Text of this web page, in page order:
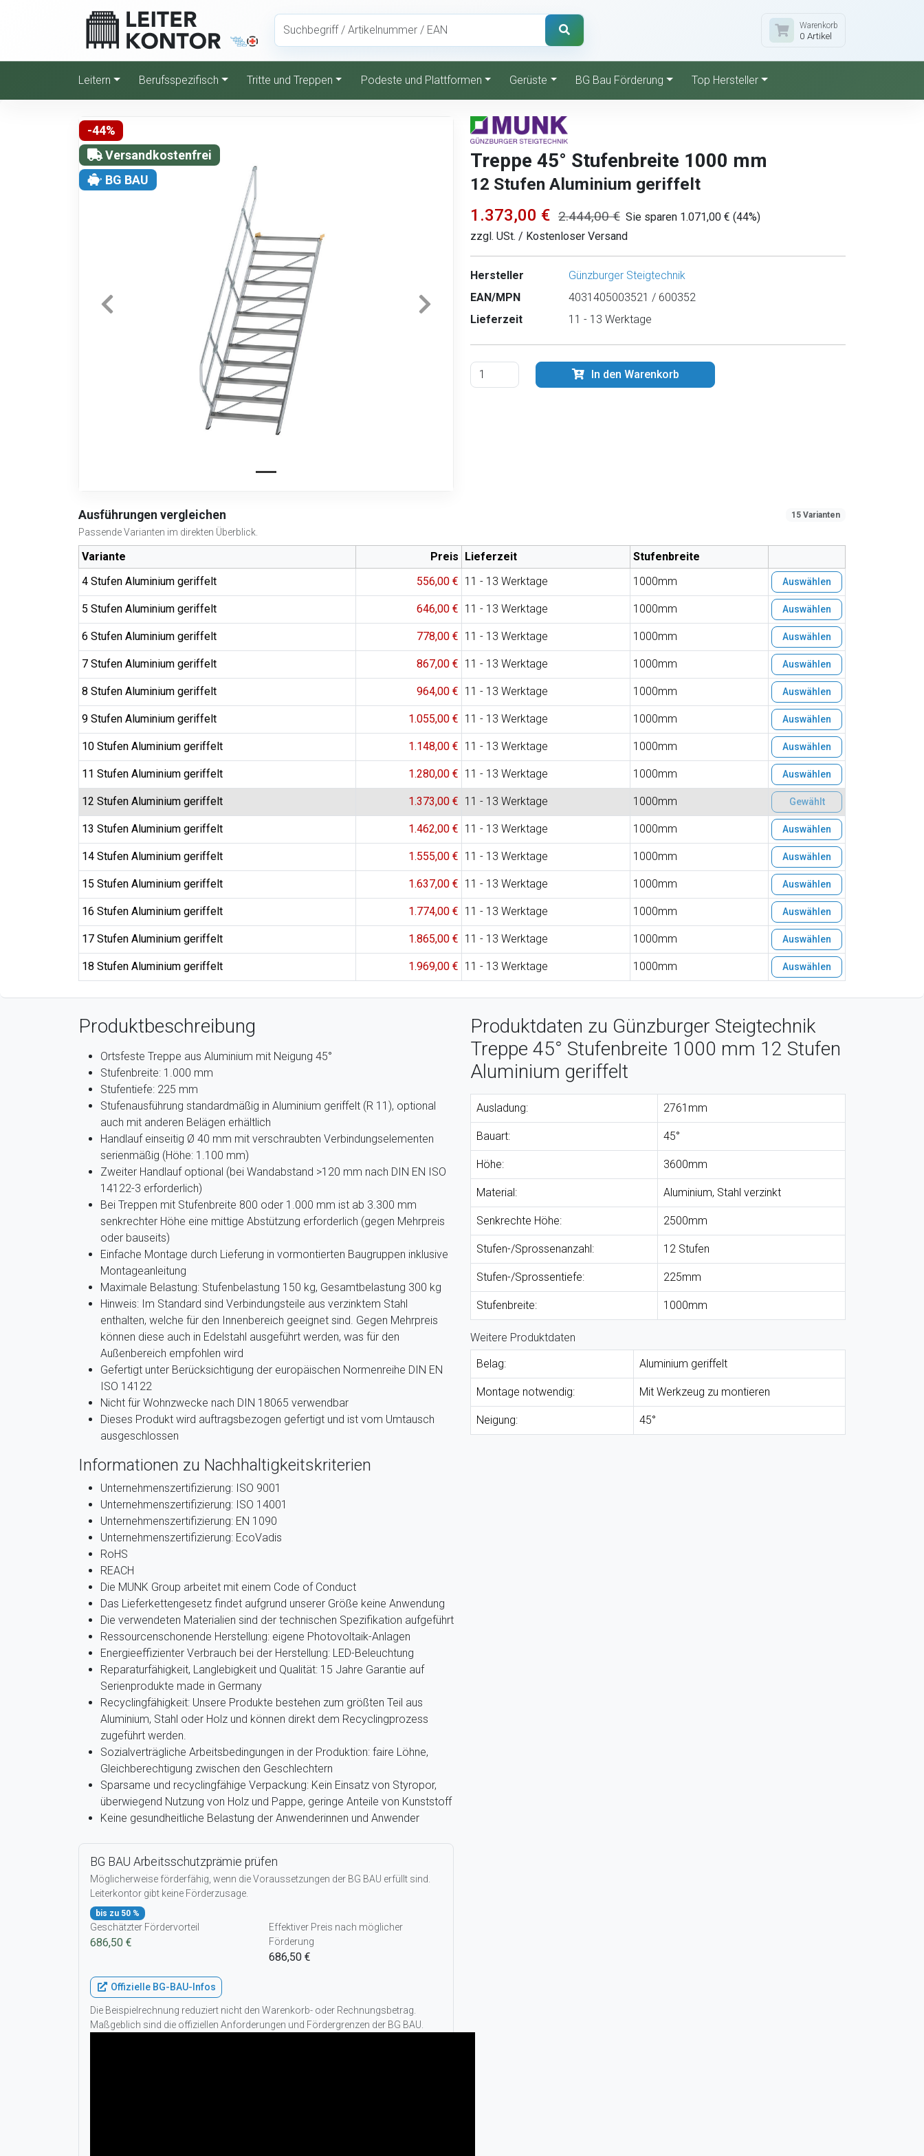
Warenkorb
0 Artikel
Leitern Berufsspezifisch Tritte und Treppen Podeste und Plattformen Gerüste BG Bau Förderung Top Hersteller
-44%
Versandkostenfrei
BG BAU
Treppe 45° Stufenbreite 1000 mm
12 Stufen Aluminium geriffelt
1.373,00 € 2.444,00 € Sie sparen 1.071,00 € (44%)
zzgl. USt. / Kostenloser Versand
Hersteller
Günzburger Steigtechnik
EAN/MPN
4031405003521 / 600352
Lieferzeit
11 - 13 Werktage
In den Warenkorb
Ausführungen vergleichen
Passende Varianten im direkten Überblick.
15 Varianten
Variante Preis Lieferzeit
Stufenbreite
4 Stufen Aluminium geriffelt
556,00 € 11 - 13 Werktage 1000mm Auswählen
5 Stufen Aluminium geriffelt 646,00 € 11 - 13 Werktage 1000mm Auswählen
6 Stufen Aluminium geriffelt 778,00 € 11 - 13 Werktage 1000mm Auswählen
7 Stufen Aluminium geriffelt 867,00 € 11 - 13 Werktage 1000mm Auswählen
8 Stufen Aluminium geriffelt 964,00 € 11 - 13 Werktage 1000mm Auswählen
9 Stufen Aluminium geriffelt 1.055,00 € 11 - 13 Werktage 1000mm Auswählen
10 Stufen Aluminium geriffelt 1.148,00 € 11 - 13 Werktage 1000mm Auswählen
11 Stufen Aluminium geriffelt 1.280,00 € 11 - 13 Werktage 1000mm Auswählen
12 Stufen Aluminium geriffelt 1.373,00 € 11 - 13 Werktage 1000mm Gewählt
13 Stufen Aluminium geriffelt 1.462,00 € 11 - 13 Werktage 1000mm Auswählen
14 Stufen Aluminium geriffelt 1.555,00 € 11 - 13 Werktage 1000mm Auswählen
15 Stufen Aluminium geriffelt 1.637,00 € 11 - 13 Werktage 1000mm Auswählen
16 Stufen Aluminium geriffelt 1.774,00 € 11 - 13 Werktage 1000mm Auswählen
17 Stufen Aluminium geriffelt 1.865,00 € 11 - 13 Werktage 1000mm Auswählen
18 Stufen Aluminium geriffelt 1.969,00 € 11 - 13 Werktage 1000mm Auswählen
Produktbeschreibung
Ortsfeste Treppe aus Aluminium mit Neigung 45°
Stufenbreite: 1.000 mm
Stufentiefe: 225 mm
Stufenausführung standardmäßig in Aluminium geriffelt (R 11), optional
auch mit anderen Belägen erhältlich
Handlauf einseitig Ø 40 mm mit verschraubten Verbindungselementen
serienmäßig (Höhe: 1.100 mm)
Zweiter Handlauf optional (bei Wandabstand >120 mm nach DIN EN ISO
14122-3 erforderlich)
Bei Treppen mit Stufenbreite 800 oder 1.000 mm ist ab 3.300 mm
senkrechter Höhe eine mittige Abstützung erforderlich (gegen Mehrpreis
oder bauseits)
Einfache Montage durch Lieferung in vormontierten Baugruppen inklusive
Montageanleitung
Maximale Belastung: Stufenbelastung 150 kg, Gesamtbelastung 300 kg
Hinweis: Im Standard sind Verbindungsteile aus verzinktem Stahl
enthalten, welche für den Innenbereich geeignet sind. Gegen Mehrpreis
können diese auch in Edelstahl ausgeführt werden, was für den
Außenbereich empfohlen wird
Gefertigt unter Berücksichtigung der europäischen Normenreihe DIN EN
ISO 14122
Nicht für Wohnzwecke nach DIN 18065 verwendbar
Dieses Produkt wird auftragsbezogen gefertigt und ist vom Umtausch
ausgeschlossen
Informationen zu Nachhaltigkeitskriterien
Unternehmenszertifizierung: ISO 9001
Unternehmenszertifizierung: ISO 14001
Unternehmenszertifizierung: EN 1090
Unternehmenszertifizierung: EcoVadis
RoHS
REACH
Die MUNK Group arbeitet mit einem Code of Conduct
Das Lieferkettengesetz findet aufgrund unserer Größe keine Anwendung
Die verwendeten Materialien sind der technischen Spezifikation aufgeführt
Ressourcenschonende Herstellung: eigene Photovoltaik-Anlagen
Energieeffizienter Verbrauch bei der Herstellung: LED-Beleuchtung
Reparaturfähigkeit, Langlebigkeit und Qualität: 15 Jahre Garantie auf
Serienprodukte made in Germany
Recyclingfähigkeit: Unsere Produkte bestehen zum größten Teil aus
Aluminium, Stahl oder Holz und können direkt dem Recyclingprozess
zugeführt werden.
Sozialverträgliche Arbeitsbedingungen in der Produktion: faire Löhne,
Gleichberechtigung zwischen den Geschlechtern
Sparsame und recyclingfähige Verpackung: Kein Einsatz von Styropor,
überwiegend Nutzung von Holz und Pappe, geringe Anteile von Kunststoff
Keine gesundheitliche Belastung der Anwenderinnen und Anwender
BG BAU Arbeitsschutzprämie prüfen
Möglicherweise förderfähig, wenn die Voraussetzungen der BG BAU erfüllt sind.
Leiterkontor gibt keine Förderzusage.
bis zu 50 %
Geschätzter Fördervorteil
686,50 €
Effektiver Preis nach möglicher
Förderung
686,50 €
Offizielle BG-BAU-Infos
Die Beispielrechnung reduziert nicht den Warenkorb- oder Rechnungsbetrag.
Maßgeblich sind die offiziellen Anforderungen und Fördergrenzen der BG BAU.
Produktdaten zu Günzburger Steigtechnik
Treppe 45° Stufenbreite 1000 mm 12 Stufen
Aluminium geriffelt
Ausladung: 2761mm
Bauart: 45°
Höhe: 3600mm
Material: Aluminium, Stahl verzinkt
Senkrechte Höhe: 2500mm
Stufen-/Sprossenanzahl: 12 Stufen
Stufen-/Sprossentiefe: 225mm
Stufenbreite: 1000mm
Weitere Produktdaten
Belag:
Aluminium geriffelt
Montage notwendig: Mit Werkzeug zu montieren
Neigung: 45°